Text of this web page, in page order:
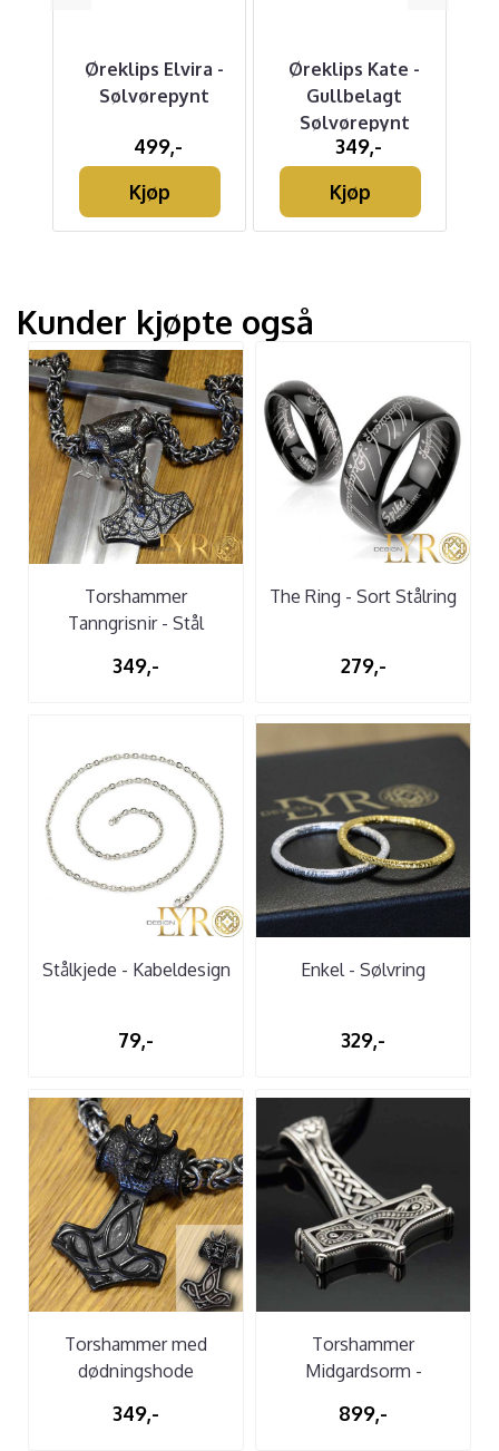
Øreklips Elvira -
Sølvørepynt
499,-
Kjøp
Øreklips Kate -
Gullbelagt
Sølvørepynt
349,-
Kjøp
Kunder kjøpte også
Torshammer
Tanngrisnir - Stål
349,-
The Ring - Sort Stålring
279,-
Stålkjede - Kabeldesign
79,-
Enkel - Sølvring
329,-
Torshammer med
dødningshode
349,-
Torshammer
Midgardsorm -
899,-